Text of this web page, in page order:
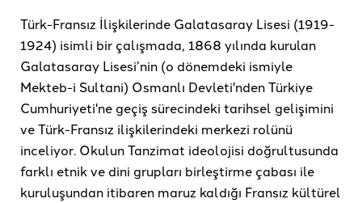
Türk-Fransız İlişkilerinde Galatasaray Lisesi (1919-
1924) isimli bir çalışmada, 1868 yılında kurulan
Galatasaray Lisesi’nin (o dönemdeki ismiyle
Mekteb-i Sultani) Osmanlı Devleti'nden Türkiye
Cumhuriyeti'ne geçiş sürecindeki tarihsel gelişimini
ve Türk-Fransız ilişkilerindeki merkezi rolünü
inceliyor. Okulun Tanzimat ideolojisi doğrultusunda
farklı etnik ve dini grupları birleştirme çabası ile
kuruluşundan itibaren maruz kaldığı Fransız kültürel